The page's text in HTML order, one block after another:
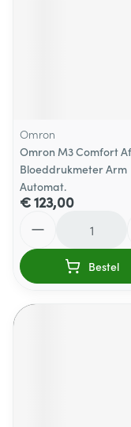
Omron
Omron M3 Comfort
Bloeddrukmeter Arm
Automat.
€ 123,00
Bestel